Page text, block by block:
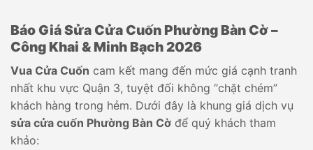
Báo Giá Sửa Cửa Cuốn Phường Bàn Cờ –
Công Khai & Minh Bạch 2026
Vua Cửa Cuốn cam kết mang đến mức giá cạnh tranh
nhất khu vực Quận 3, tuyệt đối không “chặt chém”
khách hàng trong hẻm. Dưới đây là khung giá dịch vụ
sửa cửa cuốn Phường Bàn Cờ để quý khách tham
khảo: